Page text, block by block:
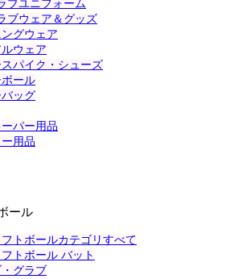
ブユニフォーム
ブウェア＆グッズ
ングウェア
ウェア
パイク・シューズ
ール
ッグ
パー用品
用品
ール
トボールカテゴリすべて
トボール バット
グラブ